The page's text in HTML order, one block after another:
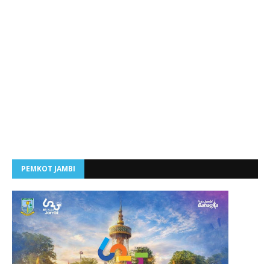
PEMKOT JAMBI